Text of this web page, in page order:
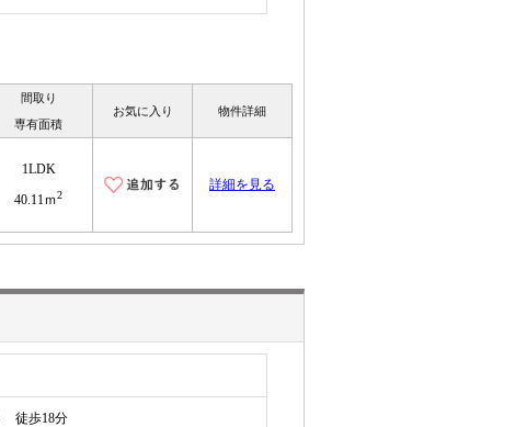
間取り
専有面積
お気に入り 物件詳細
1LDK
40.11ｍ2
詳細を見る
徒歩18分